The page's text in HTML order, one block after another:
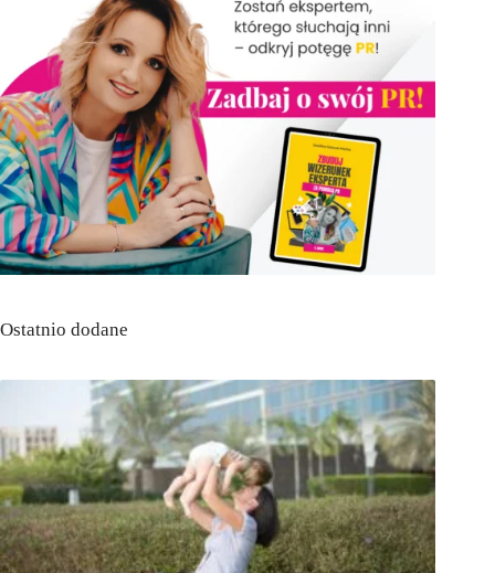
Ostatnio dodane